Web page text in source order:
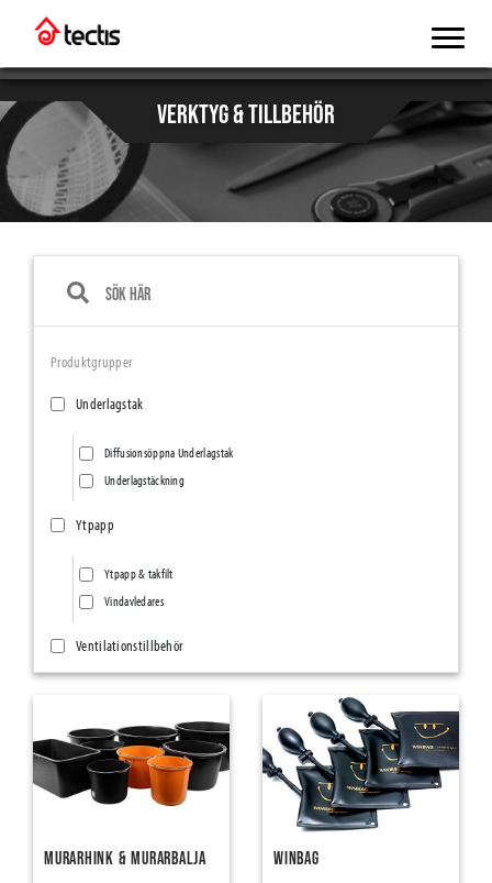
VERKTYG & TILLBEHÖR
Produktgrupper
Underlagstak
Diffusionsöppna Underlagstak
Underlagstäckning
Ytpapp
Ytpapp & takfilt
Vindavledares
Ventilationstillbehör
Övriga ventilationstillbehör
Ång- & Luftspärrar
Vindskydd
Murarhink & Murarbalja Winbag